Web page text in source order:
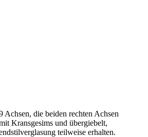
Achsen, die beiden rechten Achsen
Kransgesims und übergiebelt,
teilweise erhalten.